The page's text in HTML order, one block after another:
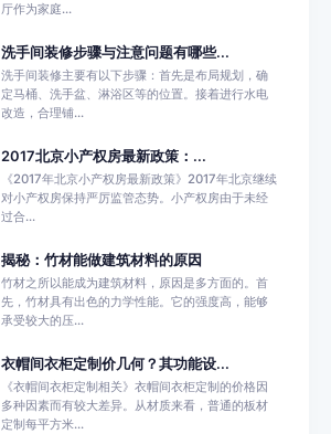
厅作为家庭...
洗手间装修步骤与注意问题有哪些...
洗手间装修主要有以下步骤：首先是布局规划，确
定马桶、洗手盆、淋浴区等的位置。接着进行水电
改造，合理铺...
2017北京小产权房最新政策：...
《2017年北京小产权房最新政策》2017年北京继续
对小产权房保持严厉监管态势。小产权房由于未经
过合...
揭秘：竹材能做建筑材料的原因
竹材之所以能成为建筑材料，原因是多方面的。首
先，竹材具有出色的力学性能。它的强度高，能够
承受较大的压...
衣帽间衣柜定制价几何？其功能设...
《衣帽间衣柜定制相关》衣帽间衣柜定制的价格因
多种因素而有较大差异。从材质来看，普通的板材
定制每平方米...